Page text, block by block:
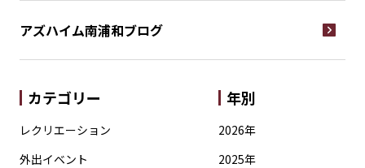
アズハイム南浦和ブログ
カテゴリー
レクリエーション
外出イベント
年別
2026年
2025年